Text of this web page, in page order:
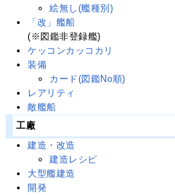
絵無し(艦種別)
「改」艦船
(※図鑑非登録艦)
ケッコンカッコカリ
装備
カード(図鑑No順)
レアリティ
敵艦船
工廠
建造・改造
建造レシピ
大型艦建造
開発